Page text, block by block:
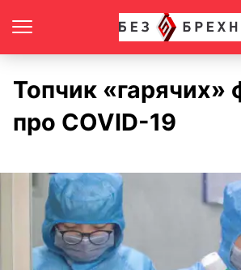
Топчик «гарячих»
про COVID-19